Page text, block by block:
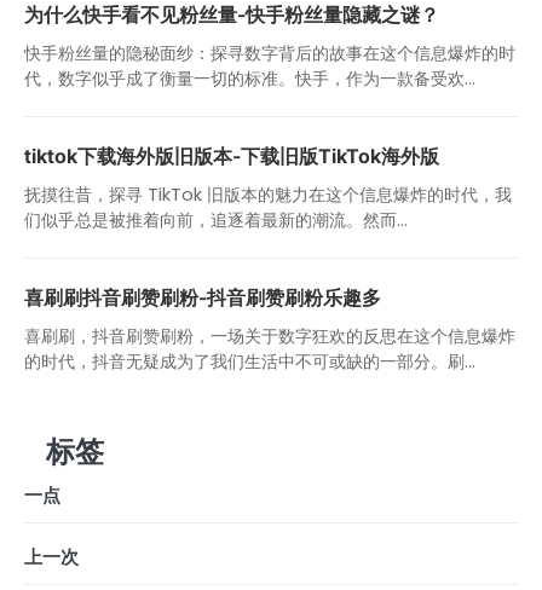
为什么快手看不见粉丝量-快手粉丝量隐藏之谜？
快手粉丝量的隐秘面纱：探寻数字背后的故事在这个信息爆炸的时
代，数字似乎成了衡量一切的标准。快手，作为一款备受欢...
tiktok下载海外版旧版本-下载旧版TikTok海外版
抚摸往昔，探寻 TikTok 旧版本的魅力在这个信息爆炸的时代，我
们似乎总是被推着向前，追逐着最新的潮流。然而...
喜刷刷抖音刷赞刷粉-抖音刷赞刷粉乐趣多
喜刷刷，抖音刷赞刷粉，一场关于数字狂欢的反思在这个信息爆炸
的时代，抖音无疑成为了我们生活中不可或缺的一部分。刷...
标签
一点
上一次